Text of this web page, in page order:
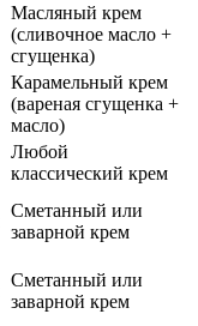
Масляный крем
(сливочное масло +
сгущенка)
Карамельный крем
(вареная сгущенка +
масло)
Любой
классический крем
Сметанный или
заварной крем
Сметанный или
заварной крем